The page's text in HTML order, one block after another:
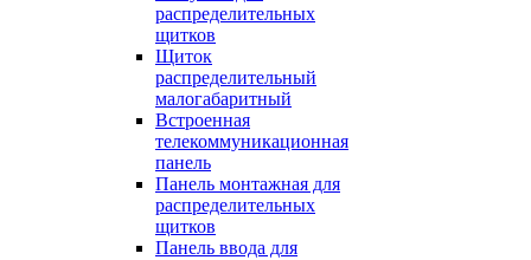
распределительных
щитков
Щиток
распределительный
малогабаритный
Встроенная
телекоммуникационная
панель
Панель монтажная для
распределительных
щитков
Панель ввода для